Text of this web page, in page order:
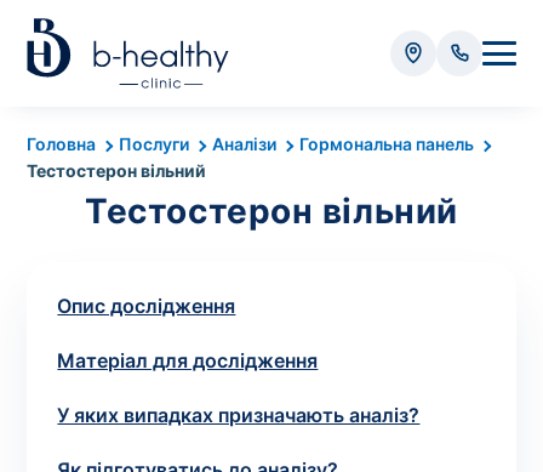
Головна Послуги Аналізи
Гормональна панель
Тестостерон вільний
Тестостерон вільний
Опис дослідження
Матеріал для дослідження
У яких випадках призначають аналіз?
Аналізи
* Додатково оплачується (залежно від виду аналізу):
Вартість забору крові - 50 грн